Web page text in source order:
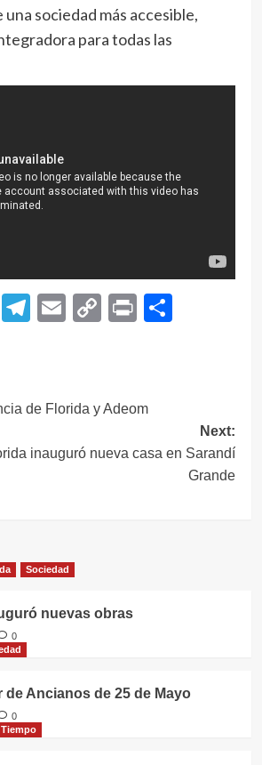
sociedad más accesible,
para todas las
Telegram
EmailCopy
Print
de Florida y Adeom
Next:
inauguró nueva casa en Sarandí
Grande
Sociedad
nuevas obras
0
de Ancianos de 25 de Mayo
0
Tiempo